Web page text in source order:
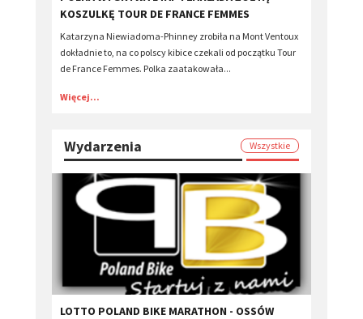
KOSZULKĘ TOUR DE FRANCE FEMMES
Katarzyna Niewiadoma-Phinney zrobiła na Mont Ventoux
dokładnie to, na co polscy kibice czekali od początku Tour
de France Femmes. Polka zaatakowała...
Więcej...
Wydarzenia Wszystkie
LOTTO POLAND BIKE MARATHON - OSSÓW